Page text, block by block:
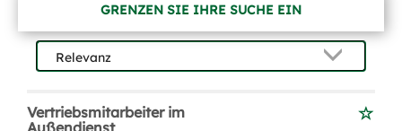
GRENZEN SIE IHRE SUCHE EIN
Vertriebsmitarbeiter im
Außendienst